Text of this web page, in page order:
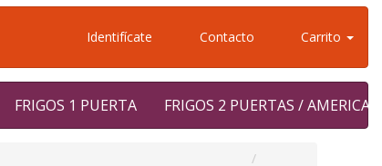
Identifícate Contacto Carrito
FRIGOS 1 PUERTA FRIGOS 2 PUERTAS /